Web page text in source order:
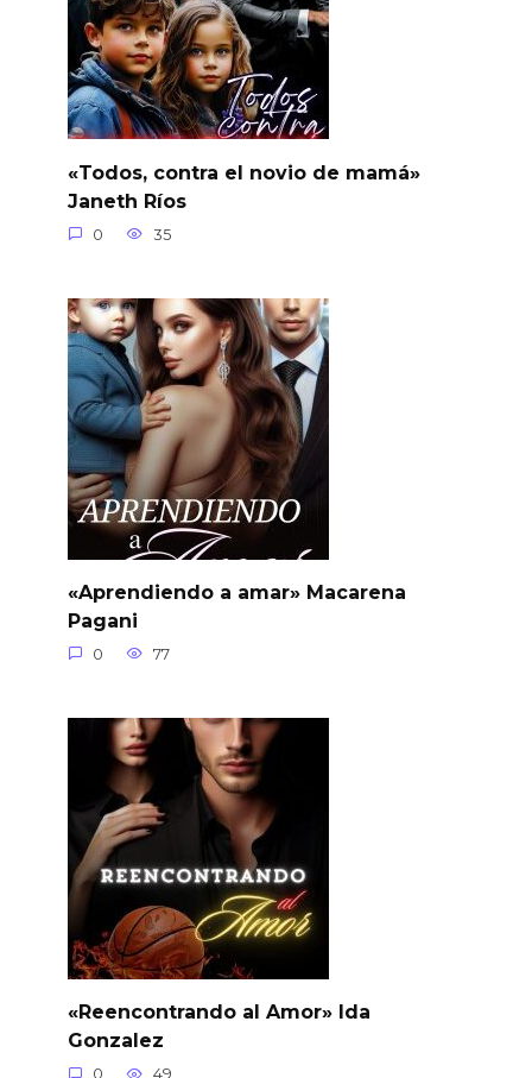
«Todos, contra el novio de mamá»
Janeth Ríos
0 35
«Aprendiendo a amar» Macarena
Pagani
0 77
«Reencontrando al Amor» Ida
Gonzalez
0 49